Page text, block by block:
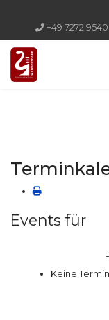
+49 7272
Events für
Keine